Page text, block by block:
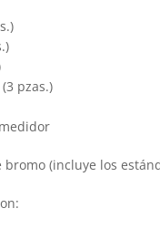
pzas.)
(incluye los